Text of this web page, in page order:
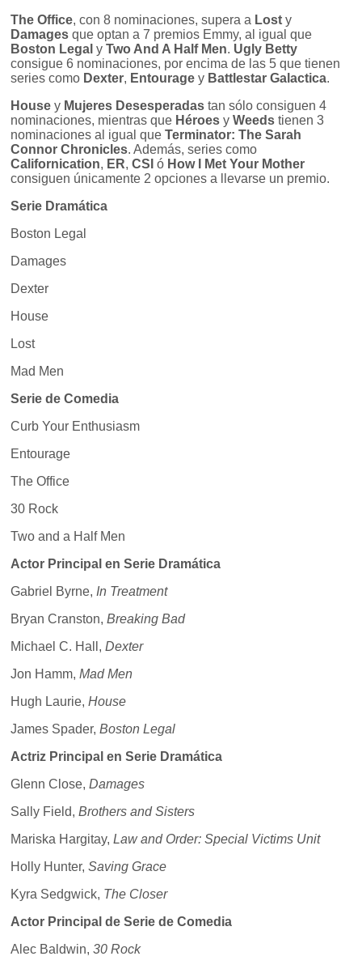
The Office, con 8 nominaciones, supera a Lost y
Damages que optan a 7 premios Emmy, al igual que
Boston Legal yTwo And A Half Men. Ugly Betty
consigue 6 nominaciones, por encima de las 5 que tienen
series como Dexter, Entourage y Battlestar Galactica.
House y Mujeres Desesperadas tan sólo consiguen 4
nominaciones, mientras que Héroes yWeeds tienen 3
nominaciones al igual queTerminator: The Sarah
Connor Chronicles. Además, series como
Californication, ER,CSI ó How I Met Your Mother
consiguen únicamente 2 opciones a llevarse un premio.
Serie Dramática
Boston Legal
Damages
Dexter
House
Lost
Mad Men
Serie de Comedia
Curb Your Enthusiasm
Entourage
The Office
30 Rock
Two and a Half Men
Actor Principal en Serie Dramática
Gabriel Byrne, In Treatment
Bryan Cranston,Breaking Bad
Michael C. Hall,Dexter
Jon Hamm,Mad Men
Hugh Laurie,House
James Spader,Boston Legal
Actriz Principal en Serie Dramática
Glenn Close,Damages
Sally Field,Brothers and Sisters
Mariska Hargitay,Law and Order: Special Victims Unit
Holly Hunter,Saving Grace
Kyra Sedgwick, The Closer
Actor Principal de Serie de Comedia
Alec Baldwin,30 Rock